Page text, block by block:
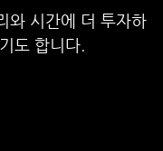
와 시간에 더 투자하
도 합니다.